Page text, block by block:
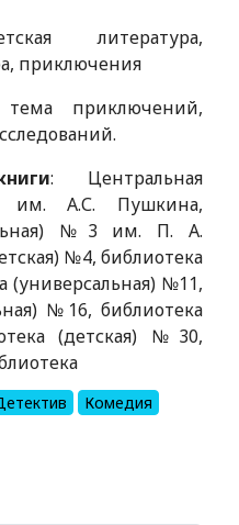
литература,
приключения
приключений,
: Центральная
им. А.С. Пушкина,
№3 им. П. А.
№4, библиотека
(универсальная) №11,
№16, библиотека
(детская) №30,
Комедия